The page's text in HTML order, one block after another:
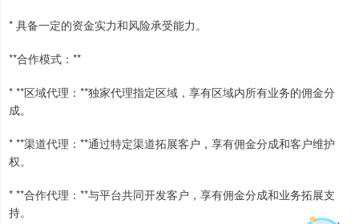
* 具备一定的资金实力和风险承受能力。
**合作模式：**
* **区域代理：**独家代理指定区域，享有区域内所有业务的佣金分
成。
* **渠道代理：**通过特定渠道拓展客户，享有佣金分成和客户维护
权。
* **合作代理：**与平台共同开发客户，享有佣金分成和业务拓展支
持。